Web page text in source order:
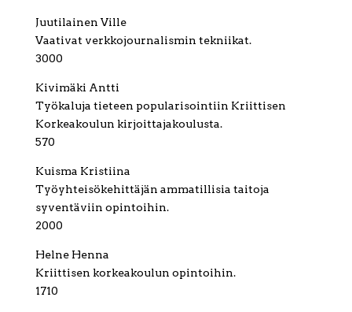
Juutilainen Ville
Vaativat verkkojournalismin tekniikat.
3000
Kivimäki Antti
Työkaluja tieteen popularisointiin Kriittisen
Korkeakoulun kirjoittajakoulusta.
570
Kuisma Kristiina
Työyhteisökehittäjän ammatillisia taitoja
syventäviin opintoihin.
2000
Helne Henna
Kriittisen korkeakoulun opintoihin.
1710